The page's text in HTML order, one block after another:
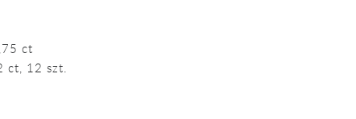
ct
ct, 12 szt.